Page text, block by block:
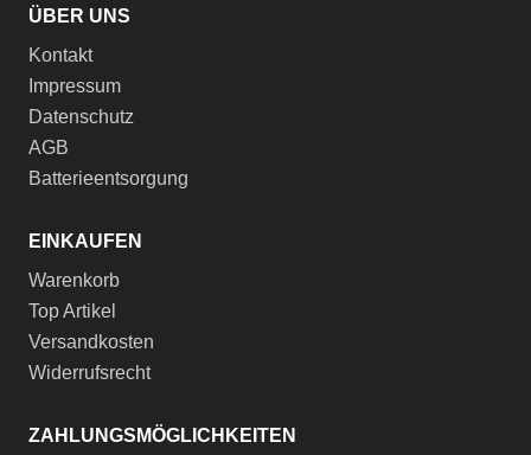
ÜBER UNS
Kontakt
Impressum
Datenschutz
AGB
Batterieentsorgung
EINKAUFEN
Warenkorb
Top Artikel
Versandkosten
Widerrufsrecht
ZAHLUNGSMÖGLICHKEITEN